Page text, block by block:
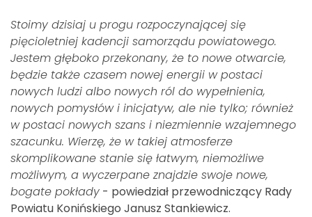
Stoimy dzisiaj u progu rozpoczynającej się
pięcioletniej kadencji samorządu powiatowego.
Jestem głęboko przekonany, że to nowe otwarcie,
będzie także czasem nowej energii w postaci
nowych ludzi albo nowych ról do wypełnienia,
nowych pomysłów i inicjatyw, ale nie tylko; również
w postaci nowych szans i niezmiennie wzajemnego
szacunku. Wierzę, że w takiej atmosferze
skomplikowane stanie się łatwym, niemożliwe
możliwym, a wyczerpane znajdzie swoje nowe,
bogate pokłady - powiedział przewodniczący Rady
Powiatu Konińskiego Janusz Stankiewicz.